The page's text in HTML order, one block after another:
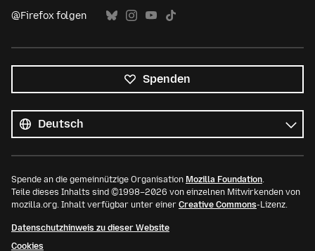
@Firefox folgen
Spenden
Sprachen
Sprache
Spende an die gemeinnützige Organisation Mozilla Foundation.
Teile dieses Inhalts sind ©1998–2026 von einzelnen Mitwirkenden von
mozilla.org. Inhalt verfügbar unter einer Creative Commons-Lizenz.
Datenschutzhinweis zu dieser Website
Cookies